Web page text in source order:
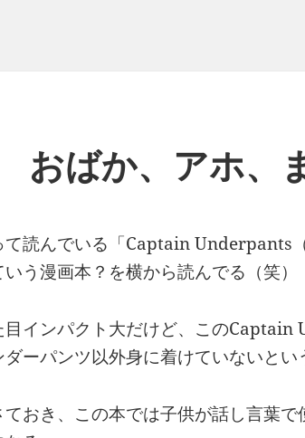
ばか、アホ、
て読んでいる「Captain Underpants
う漫画本？を横から読んでる（笑）
目インパクト大だけど、この
ーパンツ以外身に着けていないとい
おき、この本では子供が話し言葉で